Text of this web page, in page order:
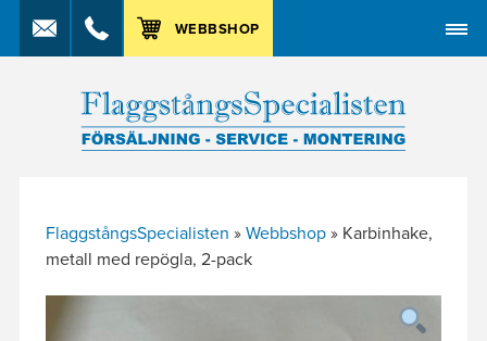
WEBBSHOP
MENY
FlaggstångsSpecialisten » Webbshop» Karbinhake,
metall med repögla, 2-pack